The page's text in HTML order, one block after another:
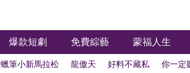
爆款短劇 免費綜藝 蒙福人生
蠟筆小新馬拉松 龍傲天 好料不藏私 你一定